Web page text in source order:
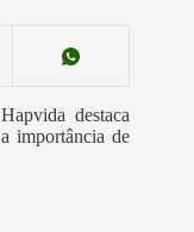
destaca
importância de